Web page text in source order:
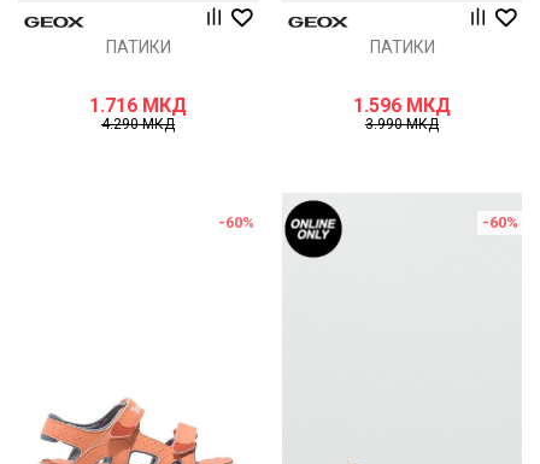
ПАТИКИ
1.716 МКД
4.290МКД
ПАТИКИ
1.596 МКД
3.990МКД
-60% -60%